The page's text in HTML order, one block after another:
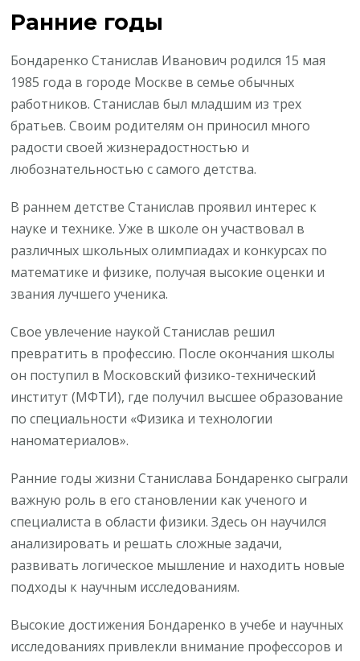
Ранние годы
Бондаренко Станислав Иванович родился 15 мая
1985 года в городе Москве в семье обычных
работников. Станислав был младшим из трех
братьев. Своим родителям он приносил много
радости своей жизнерадостностью и
любознательностью с самого детства.
В раннем детстве Станислав проявил интерес к
науке и технике. Уже в школе он участвовал в
различных школьных олимпиадах и конкурсах по
математике и физике, получая высокие оценки и
звания лучшего ученика.
Свое увлечение наукой Станислав решил
превратить в профессию. После окончания школы
он поступил в Московский физико-технический
институт (МФТИ), где получил высшее образование
по специальности «Физика и технологии
наноматериалов».
Ранние годы жизни Станислава Бондаренко сыграли
важную роль в его становлении как ученого и
специалиста в области физики. Здесь он научился
анализировать и решать сложные задачи,
развивать логическое мышление и находить новые
подходы к научным исследованиям.
Высокие достижения Бондаренко в учебе и научных
исследованиях привлекли внимание профессоров и